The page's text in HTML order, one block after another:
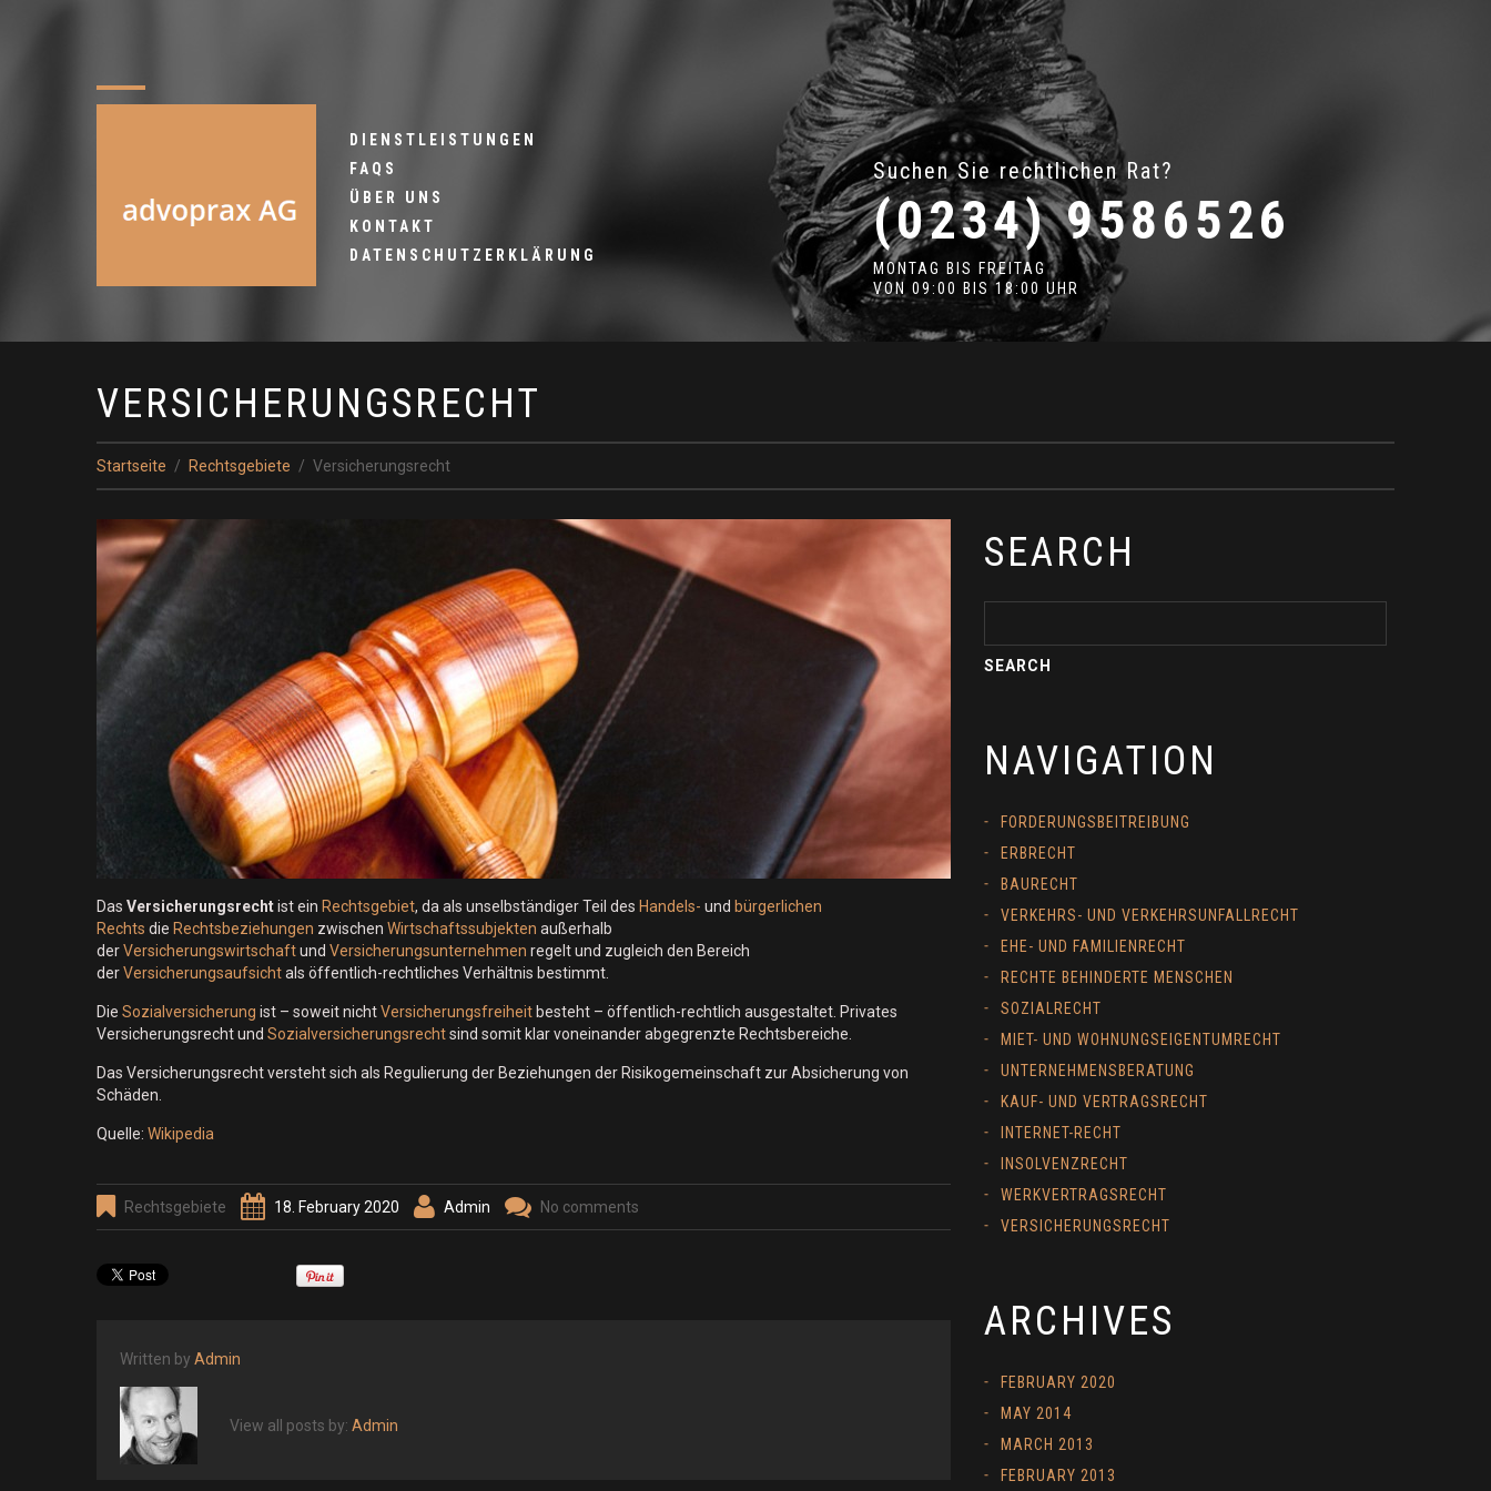
DIENSTLEISTUNGEN
FAQS
ÜBER UNS
KONTAKT
DATENSCHUTZERKLÄRUNG
Suchen Sie rechtlichen Rat?
(0234) 9586526
MONTAG BIS FREITAG
VON 09:00 BIS 18:00 UHR
VERSICHERUNGSRECHT
Startseite Rechtsgebiete Versicherungsrecht
Das Versicherungsrechtist ein Rechtsgebiet, da als unselbständiger Teil des Handels- und bürgerlichen
Rechts die Rechtsbeziehungen zwischen Wirtschaftssubjekten außerhalb
derVersicherungswirtschaftund Versicherungsunternehmen regelt und zugleich den Bereich
derVersicherungsaufsichtals öffentlich-rechtliches Verhältnis bestimmt.
Die Sozialversicherung ist – soweit nichtVersicherungsfreiheit besteht – öffentlich-rechtlich ausgestaltet. Privates
Versicherungsrecht und Sozialversicherungsrechtsind somit klar voneinander abgegrenzte Rechtsbereiche.
Das Versicherungsrecht versteht sich als Regulierung der Beziehungen der Risikogemeinschaft zur Absicherung von
Schäden.
Quelle: Wikipedia
Rechtsgebiete 18. February 2020 Admin No comments
Written by Admin
View all posts by: Admin
SEARCH
NAVIGATION
FORDERUNGSBEITREIBUNG
ERBRECHT
BAURECHT
VERKEHRS- UND VERKEHRSUNFALLRECHT
EHE- UND FAMILIENRECHT
RECHTE BEHINDERTE MENSCHEN
SOZIALRECHT
MIET- UND WOHNUNGSEIGENTUMRECHT
UNTERNEHMENSBERATUNG
KAUF- UND VERTRAGSRECHT
INTERNET-RECHT
INSOLVENZRECHT
WERKVERTRAGSRECHT
VERSICHERUNGSRECHT
ARCHIVES
FEBRUARY 2020
MAY 2014
MARCH 2013
FEBRUARY 2013